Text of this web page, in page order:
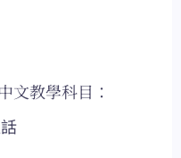
文教學科目：